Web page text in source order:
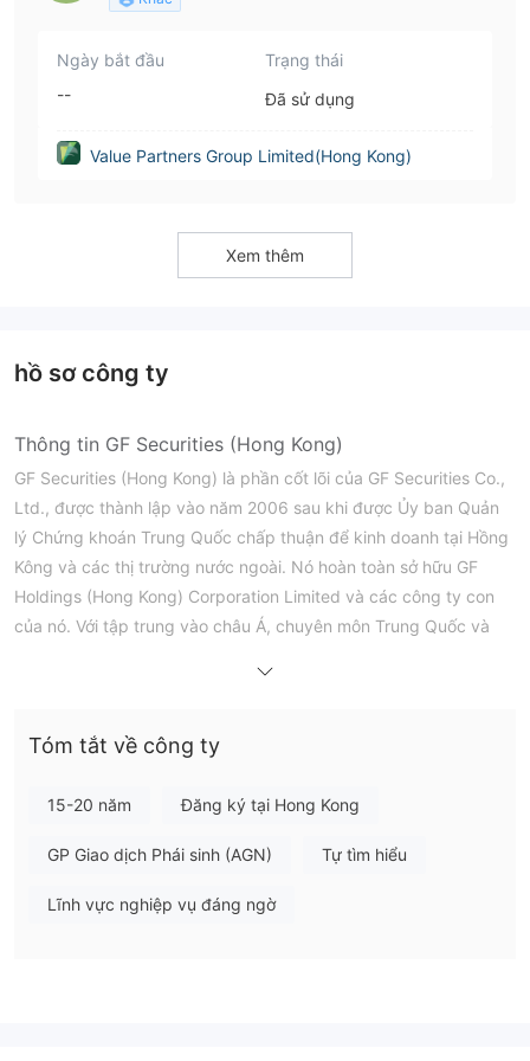
Ngày bắt đầu
--
Trạng thái
Đã sử dụng
Value Partners Group Limited(Hong Kong)
Xem thêm
hồ sơ công ty
Thông tin GF Securities (Hong Kong)
GF Securities (Hong Kong) là phần cốt lõi của GF Securities Co.,
Ltd., được thành lập vào năm 2006 sau khi được Ủy ban Quản
lý Chứng khoán Trung Quốc chấp thuận để kinh doanh tại Hồng
Kông và các thị trường nước ngoài. Nó hoàn toàn sở hữu GF
Holdings (Hong Kong) Corporation Limited và các công ty con
của nó. Với tập trung vào châu Á, chuyên môn Trung Quốc và
cầu.
Ưu điểm và Nhược điểm
Có phải GF Securities (Hong Kong) là hợp pháp?
(Ủy ban Chứng khoán và Hợp đồng Tương lai Hồng
Tóm tắt về công ty
15-20 năm Đăng ký tại Hong Kong
GP Giao dịch Phái sinh (AGN) Tự tìm hiểu
Lĩnh vực nghiệp vụ đáng ngờ